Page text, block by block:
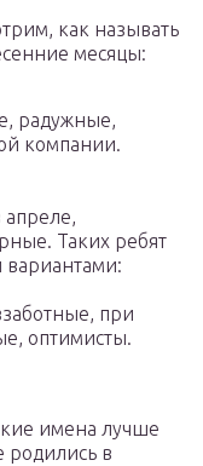
как называть
месяцы:
радужные,
компании.
Таких ребят
при
оптимисты.
имена лучше
родились в